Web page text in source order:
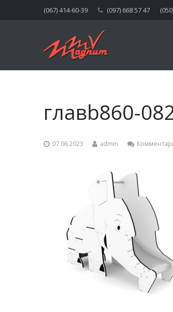
(067) 414-60-39 (097) 668 57 47
главb860-
07.06.2023 admin